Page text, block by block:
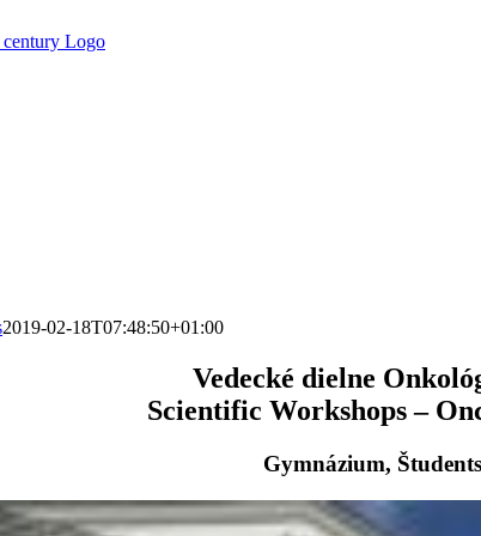
2019-02-18T07:48:50+01:00
Vedecké dielne
Scientific Workshops –
Gymnázium,